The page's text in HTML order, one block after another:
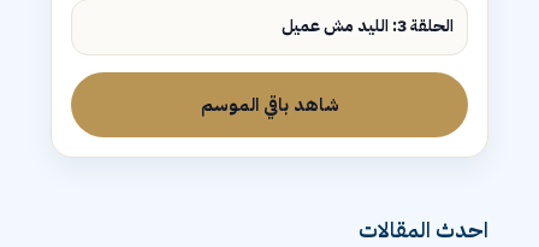
الحلقة 3: الليد مش عميل
شاهد باقي الموسم
احدث المقالات